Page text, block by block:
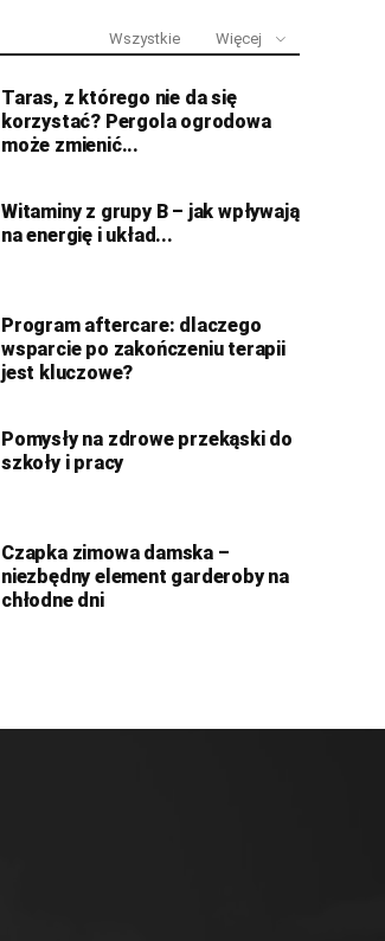
Wszystkie Więcej
Taras, z którego nie da się
korzystać? Pergola ogrodowa
może zmienić...
Witaminy z grupy B – jak wpływają
na energię i układ...
Program aftercare: dlaczego
wsparcie po zakończeniu terapii
jest kluczowe?
Pomysły na zdrowe przekąski do
szkoły i pracy
Czapka zimowa damska –
niezbędny element garderoby na
chłodne dni